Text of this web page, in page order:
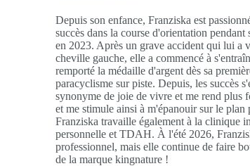
Depuis son enfance, Franziska est
succès dans la course d'orientation
en 2023. Après un grave accident qui lui a
cheville gauche, elle a commencé à
remporté la médaille d'argent dès sa
paracyclisme sur piste. Depuis, les succès
synonyme de joie de vivre et me rend plus
et me stimule ainsi à m'épanouir sur le
Franziska travaille également à la clinique
personnelle et TDAH. À l'été 2026,
professionnel, mais elle continue de faire
de la marque kingnature !